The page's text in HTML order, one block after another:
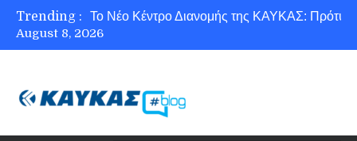
Trending :
Ασφάλεια στο Διαδίκτυο για όλους!
August 8, 2026